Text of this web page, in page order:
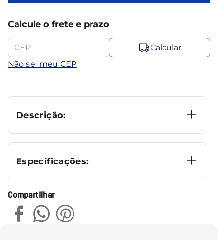
Calcule o frete e prazo
Calcular
Não sei meu CEP
Descrição:
Especificações:
Compartilhar